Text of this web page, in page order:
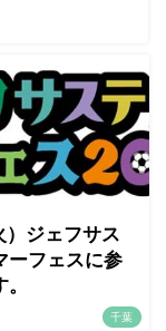
）ジェフサス
ーフェスに参
千葉